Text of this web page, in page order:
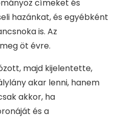
címeket és
hazánkat, és egyébként
is. Az
öt évre.
majd kijelentette,
akar lenni, hanem
akkor, ha
és a